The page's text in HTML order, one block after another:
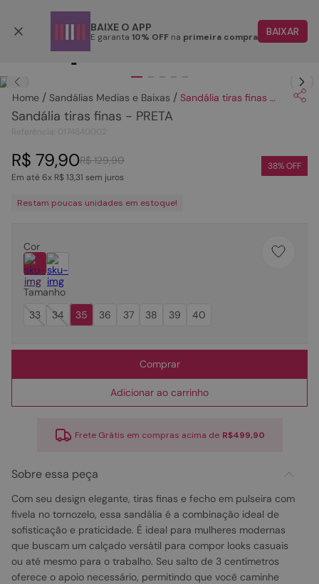
BAIXE O APP
E garanta 10% OFF na primeira compra BAIXAR
Sandálias Medias e Baixas Sandália tiras finas - PRETA
Sandália tiras finas - PRETA
R$ 129,90
R$ 79,90
Em até6x R$13,31 sem juros
38% OFF
Restam poucas unidades em estoque!
Cor
Tamanho
33
34 35 36 37 38 39 40
Comprar
Adicionar ao carrinho
Frete Grátis em compras acima de R$499,90
Sobre essa peça
Com seu design elegante, tiras finas e fecho em pulseira com
fivela no tornozelo, essa sandália é a combinação ideal de
sofisticação e praticidade. É ideal para mulheres modernas
que buscam um calçado versátil para compor looks casuais
ou até mesmo para o trabalho. Seu salto de 3 centímetros
oferece o apoio necessário, permitindo que você caminhe
1º
2º
bota
4º
rasteira
5º
sandalia
6º
tamanco
sapatilha
óculos
10º couro